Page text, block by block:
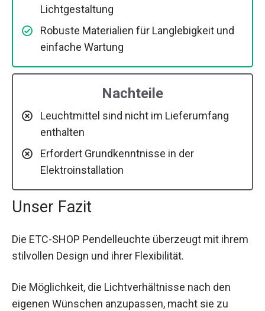
Lichtgestaltung
Robuste Materialien für Langlebigkeit und
einfache Wartung
Nachteile
Leuchtmittel sind nicht im Lieferumfang
enthalten
Erfordert Grundkenntnisse in der
Elektroinstallation
Unser Fazit
Die ETC-SHOP Pendelleuchte überzeugt mit ihrem
stilvollen Design und ihrer Flexibilität.
Die Möglichkeit, die Lichtverhältnisse nach den
eigenen Wünschen anzupassen, macht sie zu